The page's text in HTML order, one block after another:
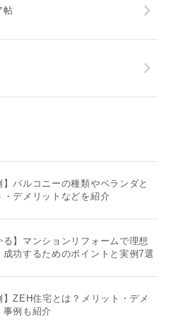
帖
】バルコニーの種類やベランダと
デメリットなどを紹介
る】マンションリフォームで理想
功するためのポイントと実例7選
】ZEH住宅とは？メリット・デメ
事例も紹介